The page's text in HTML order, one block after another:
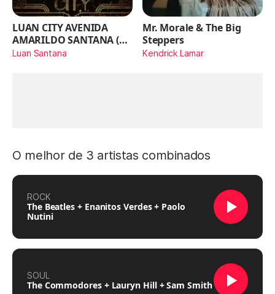
LUAN CITY AVENIDA
AMARILDO SANTANA (Ao
Vivo)
Luan Santana
Mr. Morale & The Big
Steppers
Kendrick Lamar
O melhor de 3 artistas combinados
ROCK
The Beatles + Enanitos Verdes + Paolo
Nutini
SOUL
The Commodores + Lauryn Hill + Sam Smith